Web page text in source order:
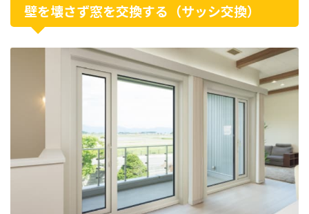
壁を壊さず窓を交換する（サッシ交換）